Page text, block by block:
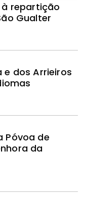
repartição
Gualter
e dos Arrieiros
Póvoa de
da